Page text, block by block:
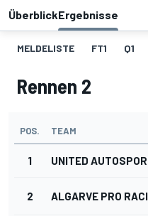
ÜberblickErgebnisse
MELDELISTE FT1 Q1
Rennen 2
POS. TEAM
1 UNITED
2 ALGARVE PRO